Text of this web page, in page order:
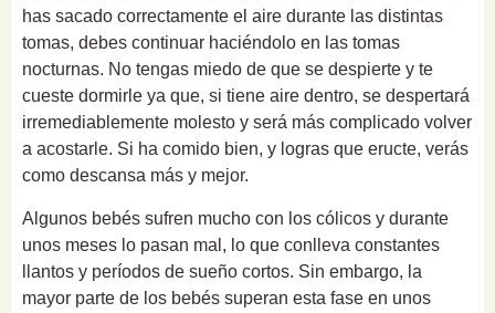
has sacado correctamente el aire durante las distintas
tomas, debes continuar haciéndolo en las tomas
nocturnas. No tengas miedo de que se despierte y te
cueste dormirle ya que, si tiene aire dentro, se despertará
irremediablemente molesto y será más complicado volver
a acostarle. Si ha comido bien, y logras que eructe, verás
como descansa más y mejor.
Algunos bebés sufren mucho con los cólicos y durante
unos meses lo pasan mal, lo que conlleva constantes
llantos y períodos de sueño cortos. Sin embargo, la
mayor parte de los bebés superan esta fase en unos